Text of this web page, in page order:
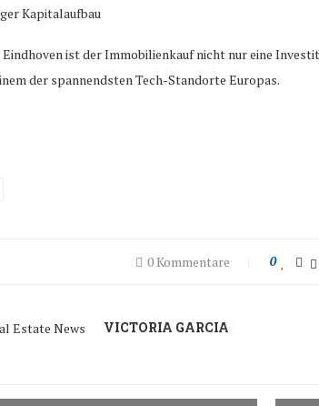
Kapitalaufbau
Eindhoven ist der Immobilienkauf nicht nur eine
der spannendsten Tech-Standorte Europas.
0 Kommentare 0
VICTORIA GARCIA